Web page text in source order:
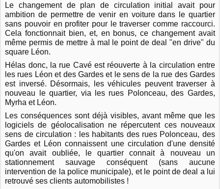
Le changement de plan de circulation initial avait pour
ambition de permettre de venir en voiture dans le quartier
sans pouvoir en profiter pour le traverser comme raccourci.
Cela fonctionnait bien, et, en bonus, ce changement avait
même permis de mettre à mal le point de deal "en drive" du
square Léon.
Hélas donc, la rue Cavé est réouverte à la circulation entre
les rues Léon et des Gardes et le sens de la rue des Gardes
est inversé. Désormais, les véhicules peuvent traverser à
nouveau le quartier, via les rues Polonceau, des Gardes,
Myrha et Léon.
Les conséquences sont déjà visibles, avant même que les
logiciels de géolocalisation ne répercutent ces nouveaux
sens de circulation : les habitants des rues Polonceau, des
Gardes et Léon connaissent une circulation d'une densité
qu'on avait oubliée, le quartier connait à nouveau un
stationnement sauvage conséquent (sans aucune
intervention de la police municipale), et le point de deal a lui
retrouvé ses clients automobilistes !